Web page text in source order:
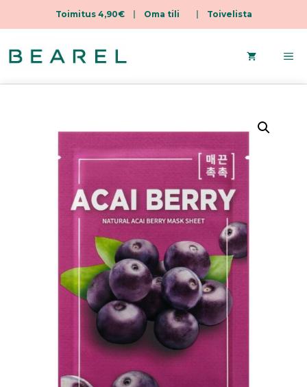
Toimitus 4,90€| Oma tili Toivelista
sisältöön